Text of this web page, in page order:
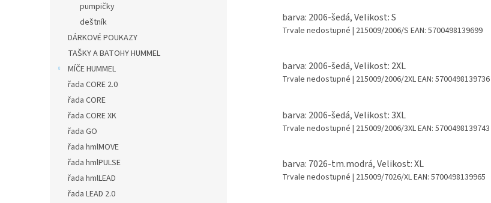
pumpičky
deštník
DÁRKOVÉ POUKAZY
TAŠKY A BATOHY HUMMEL
MÍČE HUMMEL
řada CORE 2.0
řada CORE
řada CORE XK
řada GO
řada hmlMOVE
řada hmlPULSE
řada hmlLEAD
řada LEAD 2.0
barva: 2006-šedá, Velikost: S
Trvale nedostupné | 215009/2006/S EAN: 5700498139699
barva: 2006-šedá, Velikost: 2XL
Trvale nedostupné | 215009/2006/2XLEAN: 5700498139736
barva: 2006-šedá, Velikost: 3XL
Trvale nedostupné | 215009/2006/3XLEAN: 5700498139743
barva: 7026-tm.modrá, Velikost: XL
Trvale nedostupné | 215009/7026/XLEAN: 5700498139965